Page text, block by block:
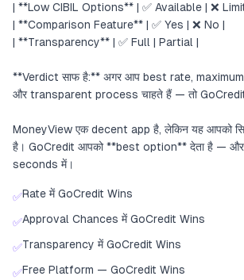
| **Low CIBIL Options** | ✅ Available | ❌
| **Comparison Feature** | ✅ Yes | ❌ No |
| **Transparency** | ✅ Full | Partial |
**Verdict साफ है:** अगर आप best rate,
और transparent process चाहते हैं — तो
MoneyView एक decent app है, लेकिन यह आपको
है। GoCredit आपको **best option** देता है — और
seconds में।
✅Rate में GoCredit Wins
✅Approval Chances में GoCredit Wins
✅Transparency में GoCredit Wins
✅Free Platform — GoCredit Wins